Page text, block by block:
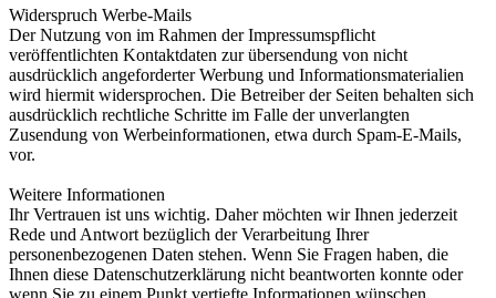
Widerspruch Werbe-Mails
Der Nutzung von im Rahmen der Impressumspflicht
veröffentlichten Kontaktdaten zur übersendung von nicht
ausdrücklich angeforderter Werbung und Informationsmaterialien
wird hiermit widersprochen. Die Betreiber der Seiten behalten sich
ausdrücklich rechtliche Schritte im Falle der unverlangten
Zusendung von Werbeinformationen, etwa durch Spam-E-Mails,
vor.
Weitere Informationen
Ihr Vertrauen ist uns wichtig. Daher möchten wir Ihnen jederzeit
Rede und Antwort bezüglich der Verarbeitung Ihrer
personenbezogenen Daten stehen. Wenn Sie Fragen haben, die
Ihnen diese Datenschutzerklärung nicht beantworten konnte oder